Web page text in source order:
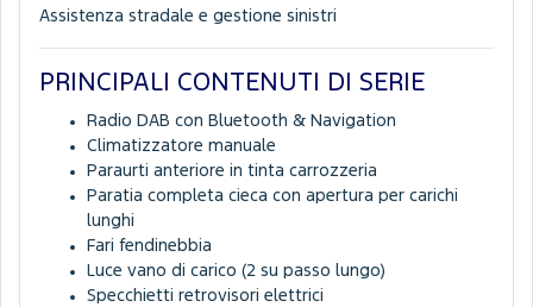
Assistenza stradale e gestione sinistri
PRINCIPALI CONTENUTI DI SERIE
Radio DAB con Bluetooth & Navigation
Climatizzatore manuale
Paraurti anteriore in tinta carrozzeria
Paratia completa cieca con apertura per carichi
lunghi
Fari fendinebbia
Luce vano di carico (2 su passo lungo)
Specchietti retrovisori elettrici